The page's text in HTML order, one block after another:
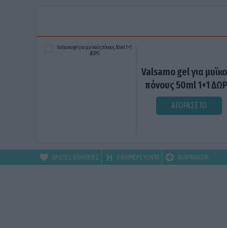
Valsamo gel για
πόνους 50ml 1+1
ΑΓΟΡΑΣΕ ΤΟ
ΠΡΩΤΕΣ ΒΟΗΘΕΙΕΣ ΕΦΗΜΕΡΕΥΟΝΤΑ ΦΑΡΜΑΚΕΙΑ